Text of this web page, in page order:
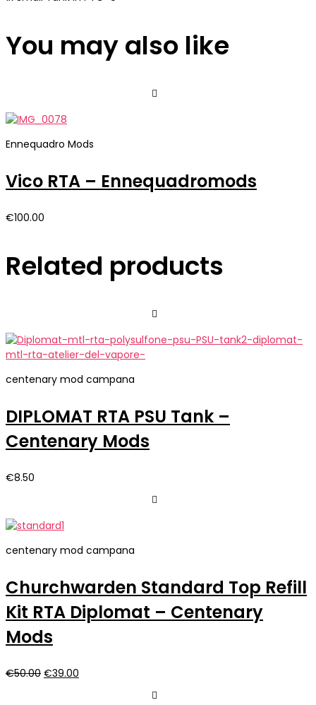
You may also like
Ennequadro Mods
Vico RTA – Ennequadromods
€100.00
Related products
centenary mod campana
DIPLOMAT RTA PSU Tank –
Centenary Mods
€8.50
centenary mod campana
Churchwarden Standard Top Refill
Kit RTA Diplomat – Centenary
Mods
€50.00 Il
€39.00